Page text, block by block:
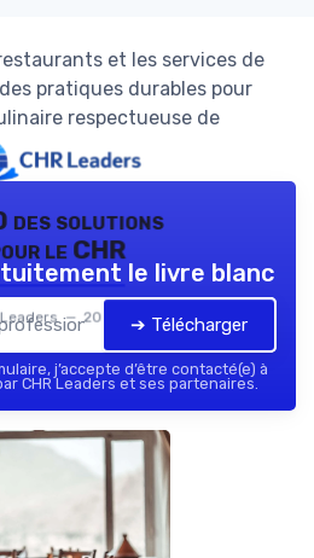
et les services de
pratiques durables pour
respectueuse de
des solutions
le CHR
Leaders — 2026
le livre blanc
➔ Télécharger
j’accepte d’être contacté(e) à
CHR Leaders et ses partenaires.